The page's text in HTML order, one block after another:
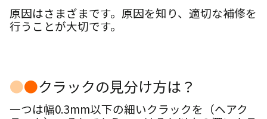
原因はさまざまです。 原因を知り、適切な補修を
行うことが大切です。
●●クラックの見分け方は？
一つは幅0.3mm以下の細いクラックを（ヘアク